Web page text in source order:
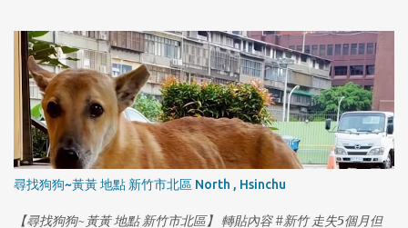
尋找狗狗~黃黃 地點 新竹市北區 North , Hsinchu
【尋找狗狗~黃黃 地點 新竹市北區】 轉貼內容 #新竹 走失5個月但